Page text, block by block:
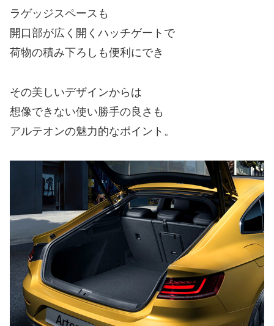
ラゲッジスペースも
開口部が広く開くハッチゲートで
荷物の積み下ろしも便利にでき
その美しいデザインからは
想像できない使い勝手の良さも
アルテオンの魅力的なポイント。